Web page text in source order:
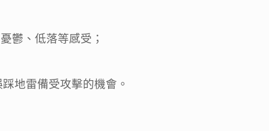
鬱、低落等感受；
地雷備受攻擊的機會。